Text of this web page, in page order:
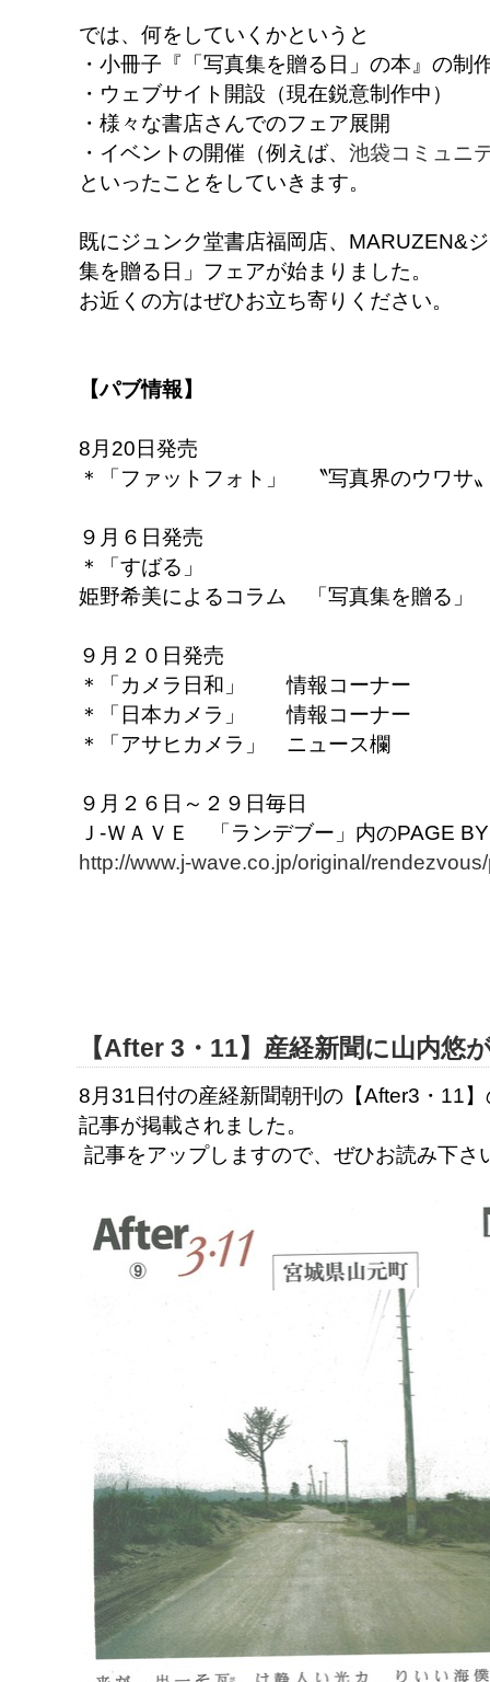
では、何をしていくかというと
・小冊子『「写真集を贈る日」の本』の制
・ウェブサイト開設（現在鋭意制作中）
・様々な書店さんでのフェア展開
・イベントの開催（例えば、 池袋コミュニ
といったことをしていきます。
既にジュンク堂書店福岡店、MARUZEN&
集を贈る日」フェアが始まりました。
お近くの方はぜひお立ち寄りください。
【パブ情報】
8月20日発売
＊「ファットフォト」 〝写真界のウワサ
９月６日発売
＊「すばる」
姫野希美によるコラム 「写真集を贈る」
９月２０日発売
＊「カメラ日和」 情報コーナー
＊「日本カメラ」 情報コーナー
＊「アサヒカメラ」 ニュース欄
９月２６日～２９日毎日
Ｊ-ＷＡＶＥ 「ランデブー」内のPAGE
http://www.j-wave.co.jp/original/
【After 3・11】産経新聞に山内悠
8月31日付の産経新聞朝刊の【After3・11
記事が掲載されました。
記事をアップしますので、ぜひお読み下さ